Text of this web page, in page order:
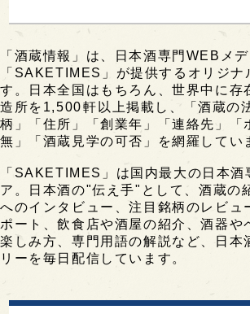
「酒蔵情報」は、日本酒専門WEBメ
「SAKETIMES」が提供するオリジナ
す。日本全国はもちろん、世界中に存
造所を1,500軒以上掲載し、「酒蔵の
柄」「住所」「創業年」「連絡先」「
無」「酒蔵見学の可否」を網羅してい
「SAKETIMES」は国内最大の日本酒
ア。日本酒の"伝え手"として、酒蔵の
へのインタビュー、注目銘柄のレビュ
ポート、飲食店や酒屋の紹介、酒器や
楽しみ方、専門用語の解説など、日本
リーを毎日配信しています。